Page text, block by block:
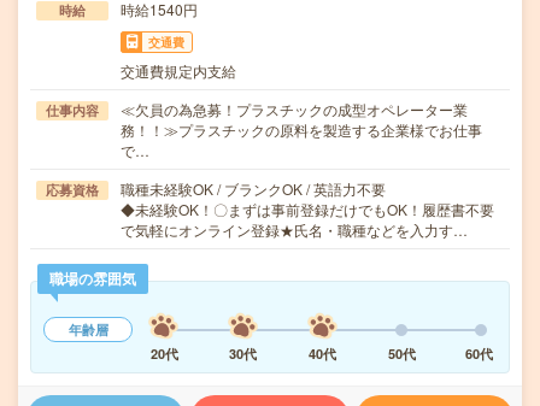
時給 時給1540円
交通費
交通費規定内支給
仕事内容
≪欠員の為急募！プラスチックの成型オペレーター業
務！！≫プラスチックの原料を製造する企業様でお仕事
で…
応募資格
職種未経験OK / ブランクOK / 英語力不要
◆未経験OK！〇まずは事前登録だけでもOK！履歴書不要
で気軽にオンライン登録★氏名・職種などを入力す…
職場の雰囲気
年齢層
20代
30代 40代 50代 60代